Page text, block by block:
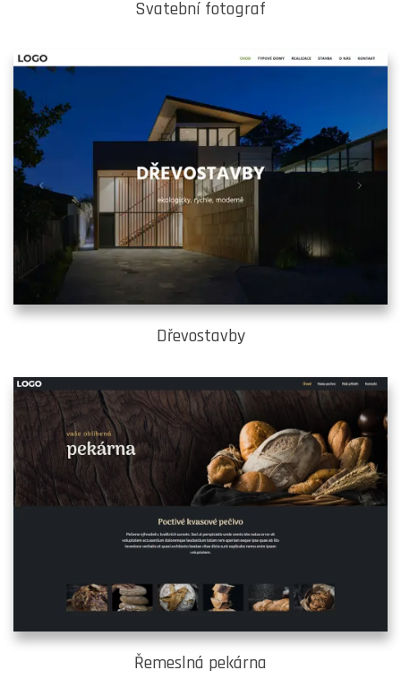
Svatební fotograf
Dřevostavby
Řemeslná pekárna